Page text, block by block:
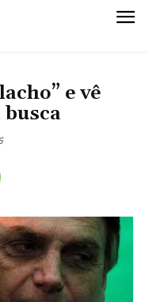
e vê